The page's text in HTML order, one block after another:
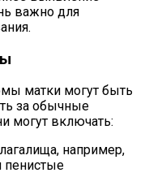
важно для
матки могут быть
за обычные
могут включать:
например,
пенистые